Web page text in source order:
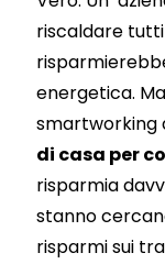
riscaldare
energetica.
smartworking
di casa per
risparmia
stanno
risparmi sui